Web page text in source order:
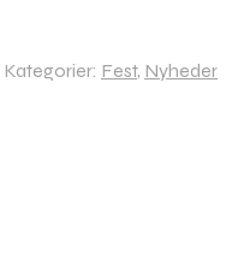
Kategorier: Fest, Nyheder